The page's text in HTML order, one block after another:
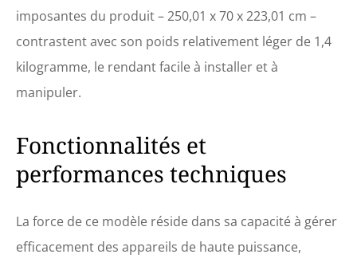
imposantes du produit – 250,01 x 70 x 223,01 cm –
contrastent avec son poids relativement léger de 1,4
kilogramme, le rendant facile à installer et à
manipuler.
Fonctionnalités et
performances techniques
La force de ce modèle réside dans sa capacité à gérer
efficacement des appareils de haute puissance,